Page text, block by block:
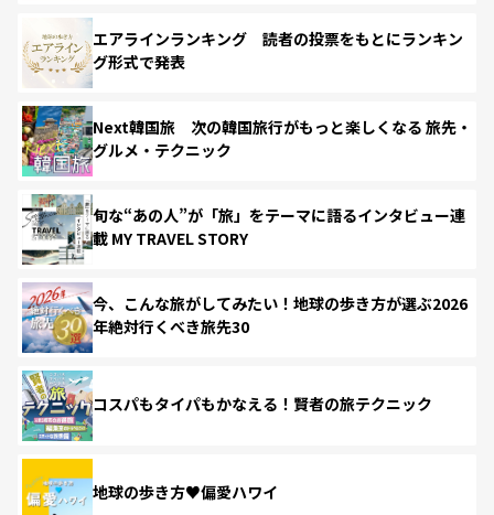
エアラインランキング 読者の投票をもとにランキン
グ形式で発表
Next韓国旅 次の韓国旅行がもっと楽しくなる 旅先・
グルメ・テクニック
旬な“あの人”が「旅」をテーマに語るインタビュー連
載 MY TRAVEL STORY
今、こんな旅がしてみたい！地球の歩き方が選ぶ2026
年絶対行くべき旅先30
コスパもタイパもかなえる！賢者の旅テクニック
地球の歩き方♥偏愛ハワイ